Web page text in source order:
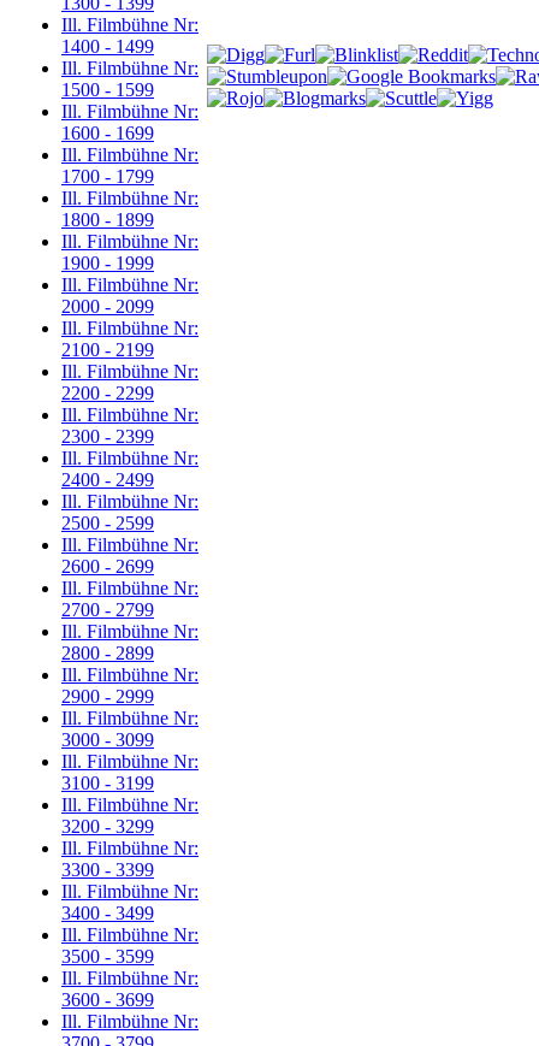
Ill. Filmbühne Nr:
1400 - 1499
Ill. Filmbühne Nr:
1500 - 1599
Ill. Filmbühne Nr:
1600 - 1699
Ill. Filmbühne Nr:
1700 - 1799
Ill. Filmbühne Nr:
1800 - 1899
Ill. Filmbühne Nr:
1900 - 1999
Ill. Filmbühne Nr:
2000 - 2099
Ill. Filmbühne Nr:
2100 - 2199
Ill. Filmbühne Nr:
2200 - 2299
Ill. Filmbühne Nr:
2300 - 2399
Ill. Filmbühne Nr:
2400 - 2499
Ill. Filmbühne Nr:
2500 - 2599
Ill. Filmbühne Nr:
2600 - 2699
Ill. Filmbühne Nr:
2700 - 2799
Ill. Filmbühne Nr:
2800 - 2899
Ill. Filmbühne Nr:
2900 - 2999
Ill. Filmbühne Nr:
3000 - 3099
Ill. Filmbühne Nr:
3100 - 3199
Ill. Filmbühne Nr:
3200 - 3299
Ill. Filmbühne Nr:
3300 - 3399
Ill. Filmbühne Nr:
3400 - 3499
Ill. Filmbühne Nr:
3500 - 3599
Ill. Filmbühne Nr:
3600 - 3699
Ill. Filmbühne Nr: